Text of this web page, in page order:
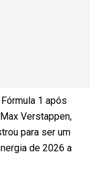
1 após
Verstappen,
para ser um
de 2026 a